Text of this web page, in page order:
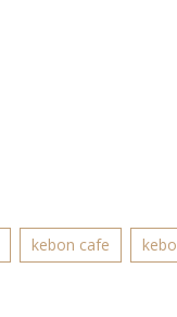
kebon cafe